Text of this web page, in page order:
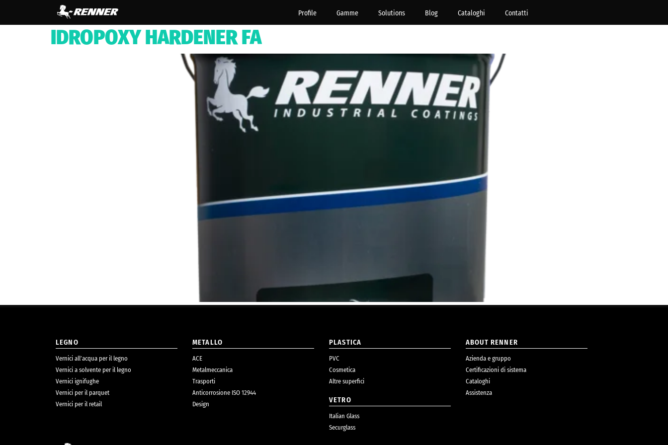
Profile Gamme Solutions Blog Cataloghi Contatti
IDROPOXY HARDENER FA
LEGNO
Vernici all’acqua per il legno
Vernici a solvente per il legno
Vernici ignifughe
Vernici per il parquet
Vernici per il retail
METALLO
ACE
Metalmeccanica
Trasporti
Anticorrosione ISO 12944
Design
PLASTICA
PVC
Cosmetica
Altre superfici
VETRO
Italian Glass
Securglass
ABOUT RENNER
Azienda e gruppo
Certificazioni di sistema
Cataloghi
Assistenza